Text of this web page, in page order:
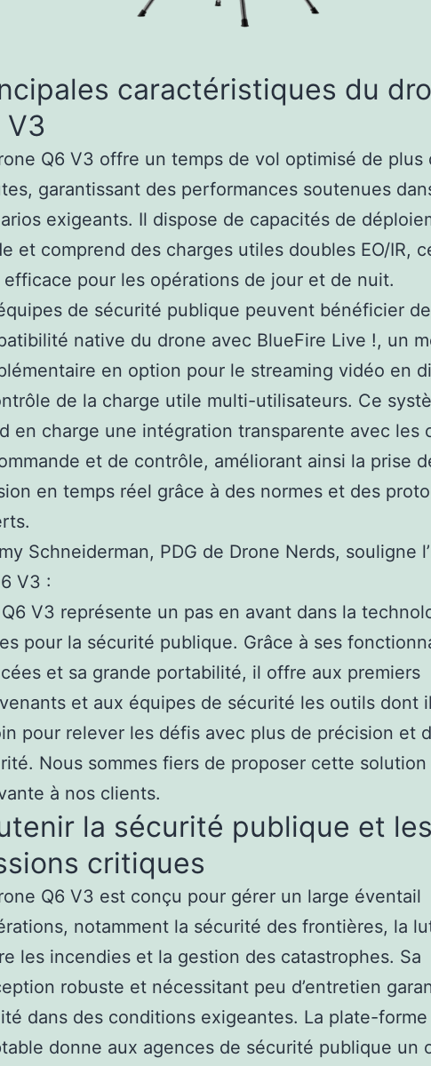
caractéristiques du
V3
Q6 V3 offre un temps de vol optimisé de plus
garantissant des performances soutenues
exigeants. Il dispose de capacités de
et comprend des charges utiles doubles EO/IR,
efficace pour les opérations de jour et de nuit.
de sécurité publique peuvent bénéficier
native du drone avec BlueFire Live !, un
en option pour le streaming vidéo en
de la charge utile multi-utilisateurs. Ce
en charge une intégration transparente avec les
et de contrôle, améliorant ainsi la prise
en temps réel grâce à des normes et des
Schneiderman, PDG de Drone Nerds, souligne
V3 :
V3 représente un pas en avant dans la
pour la sécurité publique. Grâce à ses
et sa grande portabilité, il offre aux premiers
et aux équipes de sécurité les outils dont
pour relever les défis avec plus de précision et
Nous sommes fiers de proposer cette solution
à nos clients.
la sécurité publique et les
critiques
Q6 V3 est conçu pour gérer un large éventail
notamment la sécurité des frontières, la
les incendies et la gestion des catastrophes. Sa
robuste et nécessitant peu d’entretien
dans des conditions exigeantes. La plate-forme
donne aux agences de sécurité publique un